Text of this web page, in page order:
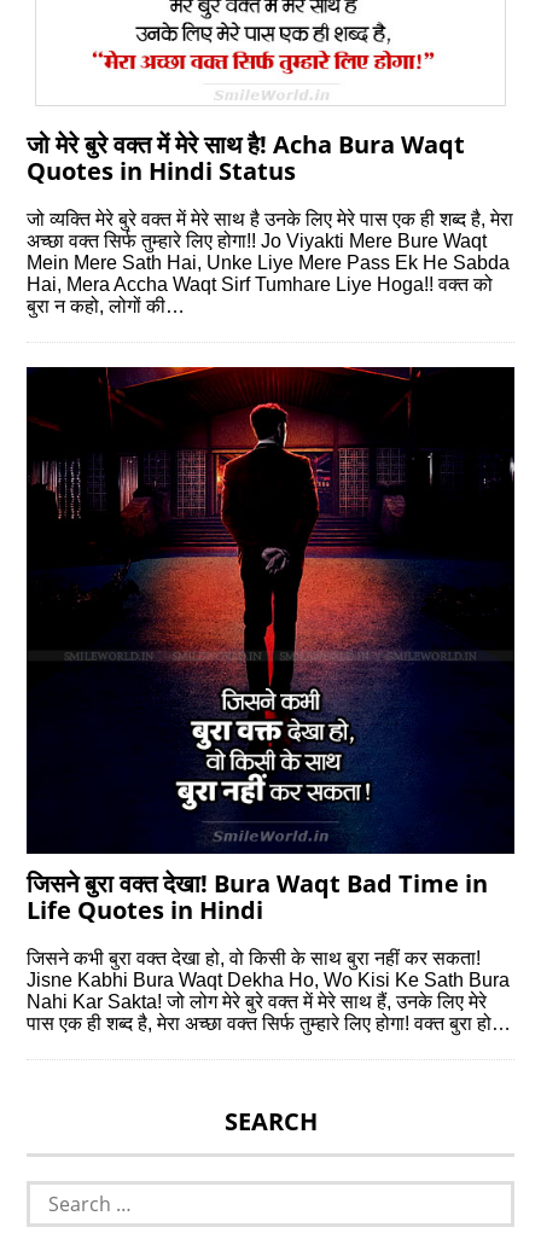
जो मेरे बुरे वक्‍त में मेरे साथ है! Acha Bura Waqt
Quotes in Hindi Status
जो व्‍यक्ति मेरे बुरे वक्‍त में मेरे साथ है उनके लिए मेरे पास एक ही शब्‍द है, मेरा
अच्‍छा वक्‍त सिर्फ तुम्‍हारे लिए होगा!! Jo Viyakti Mere Bure Waqt
Mein Mere Sath Hai, Unke Liye Mere Pass Ek He Sabda
Hai, Mera Accha Waqt Sirf Tumhare Liye Hoga!! वक्त को
बुरा न कहो, लोगों की…
जिसने बुरा वक्त देखा! Bura Waqt Bad Time in
Life Quotes in Hindi
जिसने कभी बुरा वक्त देखा हो, वो किसी के साथ बुरा नहीं कर सकता!
Jisne Kabhi Bura Waqt Dekha Ho, Wo Kisi Ke Sath Bura
Nahi Kar Sakta! जो लोग मेरे बुरे वक्त में मेरे साथ हैं, उनके लिए मेरे
पास एक ही शब्द है, मेरा अच्छा वक्त सिर्फ तुम्हारे लिए होगा! वक्त बुरा हो…
SEARCH
Search
for: